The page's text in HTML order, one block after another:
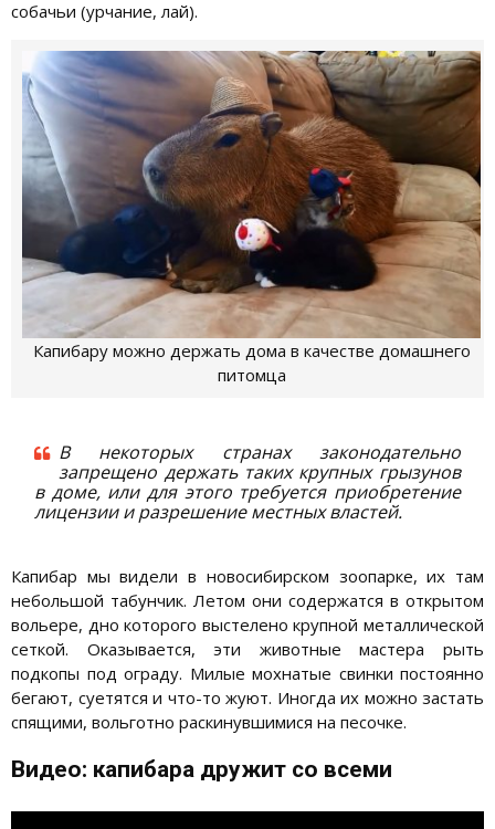
собачьи (урчание, лай).
Капибару можно держать дома в качестве домашнего
питомца
В некоторых странах законодательно
запрещено держать таких крупных грызунов
в доме, или для этого требуется приобретение
лицензии и разрешение местных властей.
Капибар мы видели в новосибирском зоопарке, их там
небольшой табунчик. Летом они содержатся в открытом
вольере, дно которого выстелено крупной металлической
сеткой. Оказывается, эти животные мастера рыть
подкопы под ограду. Милые мохнатые свинки постоянно
бегают, суетятся и что-то жуют. Иногда их можно застать
спящими, вольготно раскинувшимися на песочке.
Видео: капибара дружит со всеми